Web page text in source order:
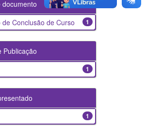
documento
1
de Conclusão de Curso
Publicação
1
1